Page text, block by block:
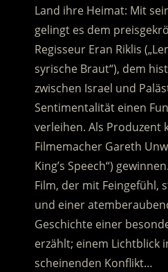
Land ihre Heimat: Mit
gelingt es dem
Regisseur Eran Riklis
syrische Braut“), dem
zwischen Israel und
Sentimentalität einen
verleihen. Als Produzent
Filmemacher Gareth
King’s Speech“)
Film, der mit Feingefühl,
und einer
Geschichte einer
erzählt; einem Lichtblick
scheinenden Konflikt…